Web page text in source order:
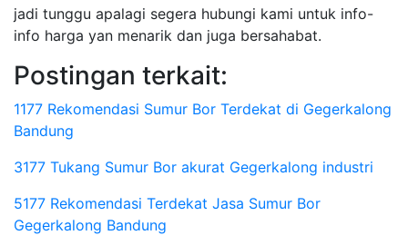
jadi tunggu apalagi segera hubungi kami untuk info-
info harga yan menarik dan juga bersahabat.
Postingan terkait:
1177 Rekomendasi Sumur Bor Terdekat di Gegerkalong
Bandung
3177 Tukang Sumur Bor akurat Gegerkalong industri
5177 Rekomendasi Terdekat Jasa Sumur Bor
Gegerkalong Bandung